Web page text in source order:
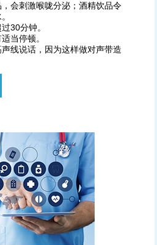
会刺激喉咙分泌；酒精饮品令
30分钟。
当停顿。
线说话，因为这样做对声带造